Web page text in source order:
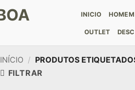
INICIO HOMEM
OUTLET
INÍCIO / PRODUTOS
FILTRAR